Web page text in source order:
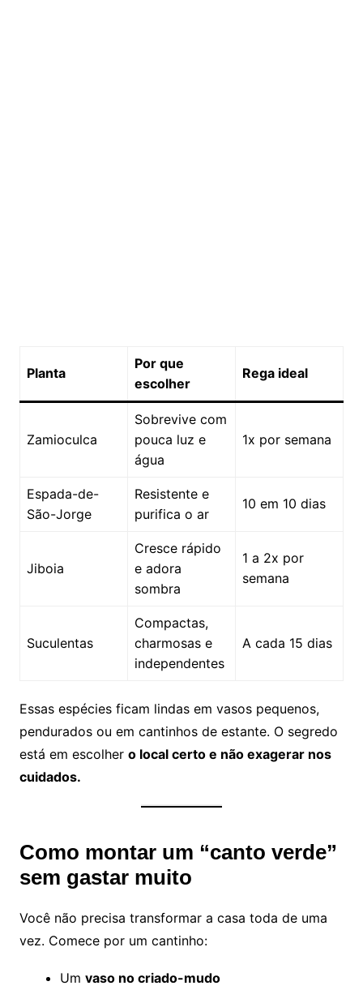
Planta
Por que
escolher
Rega ideal
Zamioculca
Sobrevive com
pouca luz e
água
1x por semana
Espada-de-
São-Jorge
Resistente e
purifica o ar
10 em 10 dias
Jiboia
Cresce rápido
e adora
sombra
1 a 2x por
semana
Suculentas
Compactas,
charmosas e
independentes
A cada 15 dias
Essas espécies ficam lindas em vasos pequenos,
pendurados ou em cantinhos de estante. O segredo
está em escolher o local certo e não exagerar nos
cuidados.
Como montar um “canto verde”
sem gastar muito
Você não precisa transformar a casa toda de uma
vez. Comece por um cantinho:
Um vaso no criado-mudo